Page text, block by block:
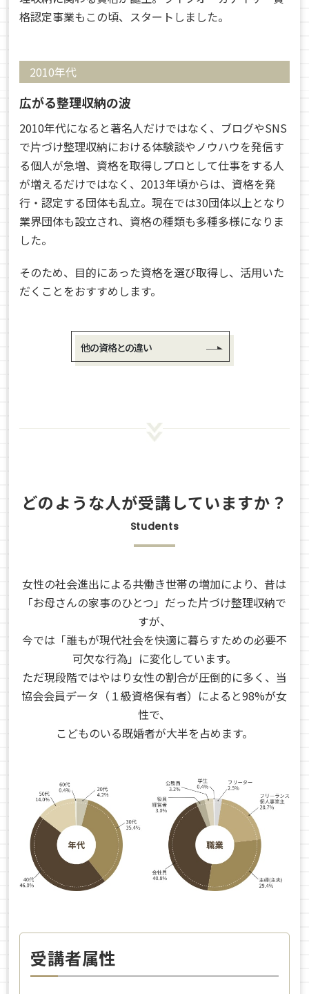
格認定事業もこの頃、スタートしました。
2010年代
広がる整理収納の波
2010年代になると著名人だけではなく、ブログやSNS
で片づけ整理収納における体験談やノウハウを発信す
る個人が急増、資格を取得しプロとして仕事をする人
が増えるだけではなく、2013年頃からは、資格を発
行・認定する団体も乱立。現在では30団体以上となり
業界団体も設立され、資格の種類も多種多様になりま
した。
そのため、目的にあった資格を選び取得し、活用いた
だくことをおすすめします。
他の資格との違い
どのような人が受講していますか？
Students
女性の社会進出による共働き世帯の増加により、昔は
「お母さんの家事のひとつ」だった片づけ整理収納で
すが、
今では「誰もが現代社会を快適に暮らすための必要不
可欠な行為」に変化しています。
ただ現段階ではやはり女性の割合が圧倒的に多く、当
協会会員データ（１級資格保有者）によると98%が女
性で、
こどものいる既婚者が大半を占めます。
受講者属性